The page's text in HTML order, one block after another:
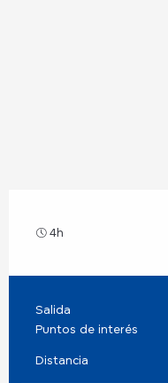
4h
Información
Salida
Puntos de interés
Distancia